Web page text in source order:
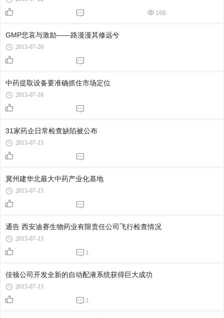
188
GMP悲哀与激励——路漫漫其修远兮
2015-07-20
中药提取设备要准确抓住市场定位
2015-07-16
31家药企日常检查缺陷被公布
2015-07-15
冀州建华北最大中药产业化基地
2015-07-15
通告 西安迪赛生物药业有限责任公司飞行检查情况
2015-07-13
1
佳顿公司开发全新的自动配液系统获得巨大成功
2015-07-13
1